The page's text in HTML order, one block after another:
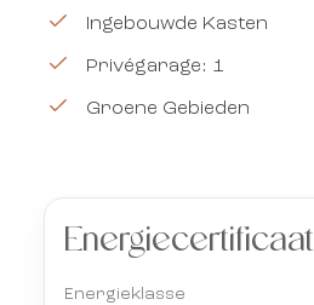
Ingebouwde Kasten
Privégarage: 1
Groene Gebieden
Energiecertificaat
Energieklasse